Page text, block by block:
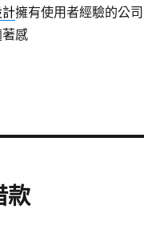
擁有使用者經驗的公司
感
款